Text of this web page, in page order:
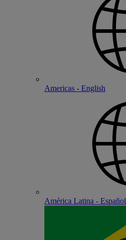
Americas - English
América Latina - Español